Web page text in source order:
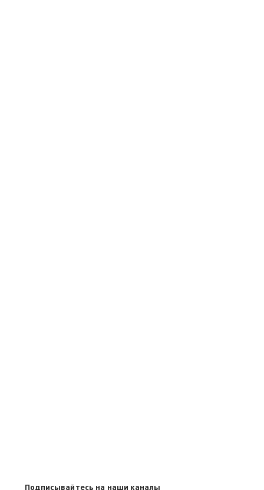
Подписывайтесь на наши каналы